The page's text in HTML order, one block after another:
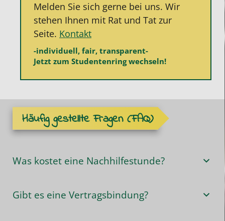
Melden Sie sich gerne bei uns. Wir
stehen Ihnen mit Rat und Tat zur
Seite. Kontakt
-individuell, fair, transparent-
Jetzt zum Studentenring wechseln!
Häufig gestellte Fragen (FAQ)
Was kostet eine Nachhilfestunde?
Gibt es eine Vertragsbindung?